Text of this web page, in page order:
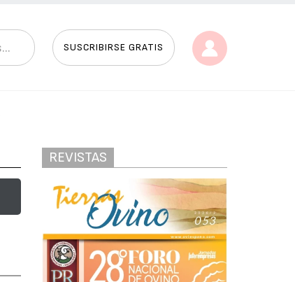
SUSCRIBIRSE GRATIS
REVISTAS